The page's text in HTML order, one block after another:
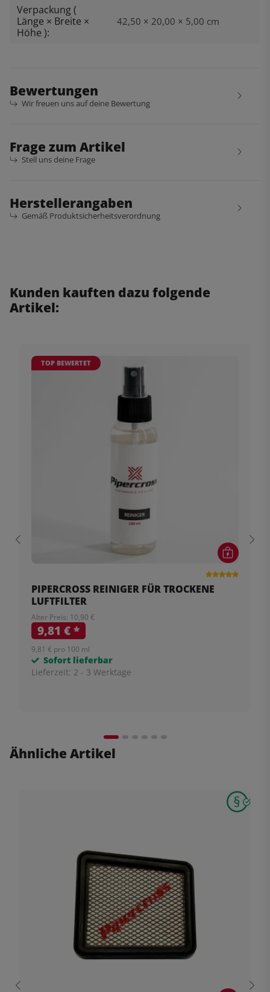
Verpackung (
Länge × Breite ×
Höhe ):
42,50 × 20,00 × 5,00 cm
Bewertungen
Wir freuen uns auf deine Bewertung
Frage zum Artikel
Stell uns deine Frage
Herstellerangaben
Gemäß Produktsicherheitsverordnung
Kunden kauften dazu folgende
Artikel:
TOP BEWERTET
PIPERCROSS REINIGER FÜR TROCKENE
LUFTFILTER
Alter Preis: 10,90 €
9,81 €*
9,81 € pro 100 ml
Sofort lieferbar
Lieferzeit: 2 - 3 Werktage
Ähnliche Artikel